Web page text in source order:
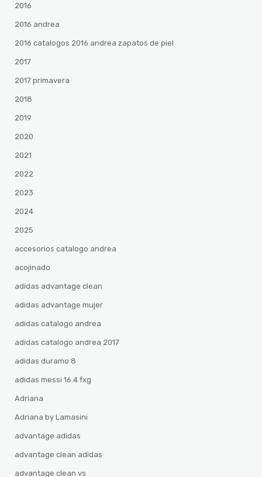
2016
2016 andrea
2016 catalogos 2016 andrea zapatos de piel
2017
2017 primavera
2018
2019
2020
2021
2022
2023
2024
2025
accesorios catalogo andrea
acojinado
adidas advantage clean
adidas advantage mujer
adidas catalogo andrea
adidas catalogo andrea 2017
adidas duramo 8
adidas messi 16.4 fxg
Adriana
Adriana by Lamasini
advantage adidas
advantage clean adidas
advantage clean vs